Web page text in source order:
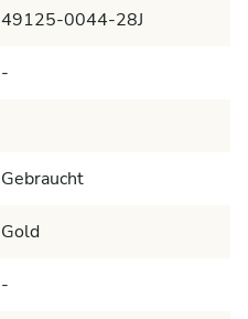
49125-0044-28J
-
Gebraucht
Gold
-